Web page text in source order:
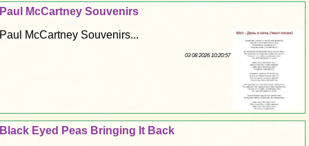
Paul McCartney Souvenirs
Paul McCartney Souvenirs...
03 08 2026 10:20:57
Black Eyed Peas Bringing It Back